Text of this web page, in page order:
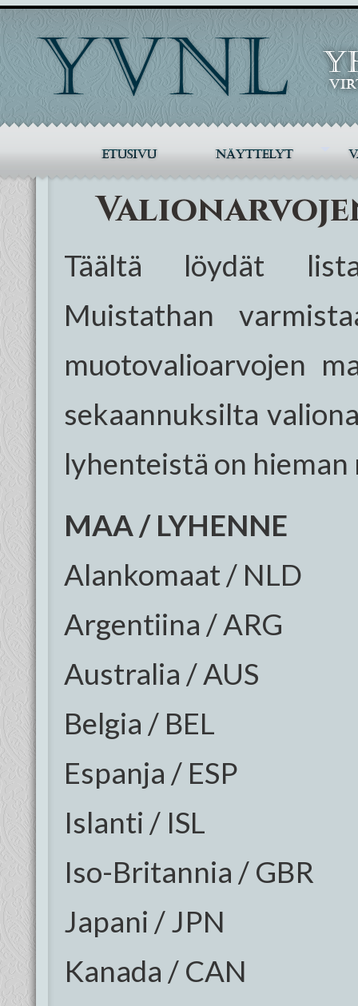
Täältä löydät
Muistathan
muotovalioarvojen
sekaannuksilta
lyhenteistä on
MAA / LYHENNE
Alankomaat / NLD
Argentiina / ARG
Australia / AUS
Belgia / BEL
Espanja / ESP
Islanti / ISL
Iso-Britannia / GBR
Japani / JPN
Kanada / CAN